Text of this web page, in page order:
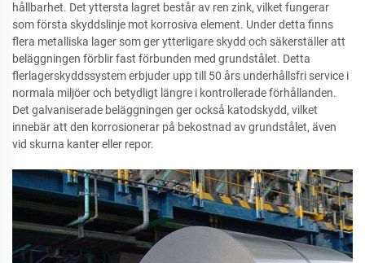
hållbarhet. Det yttersta lagret består av ren zink, vilket fungerar
som första skyddslinje mot korrosiva element. Under detta finns
flera metalliska lager som ger ytterligare skydd och säkerställer att
beläggningen förblir fast förbunden med grundstålet. Detta
flerlagerskyddssystem erbjuder upp till 50 års underhållsfri service i
normala miljöer och betydligt längre i kontrollerade förhållanden.
Det galvaniserade beläggningen ger också katodskydd, vilket
innebär att den korrosionerar på bekostnad av grundstålet, även
vid skurna kanter eller repor.